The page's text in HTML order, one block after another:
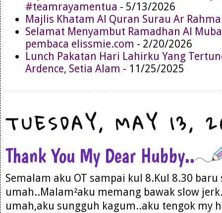
#teamrayamentua - 5/13/2026
Majlis Khatam Al Quran Surau Ar
Selamat Menyambut Ramadhan Al
pembaca elissmie.com - 2/20/2026
Lunch Pakatan Hari Lahirku Yang
Ardence, Setia Alam - 11/25/2025
TUESDAY, MAY 13,
Thank You My Dear Hubby..
Semalam aku OT sampai kul 8.Kul 8.30 baru
umah..Malam²aku memang bawak slow
umah,aku sungguh kagum..aku tengok my